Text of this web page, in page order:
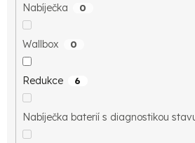
Nabíječka 0
Wallbox 0
Redukce 6
Nabíječka baterií s diagnostikou